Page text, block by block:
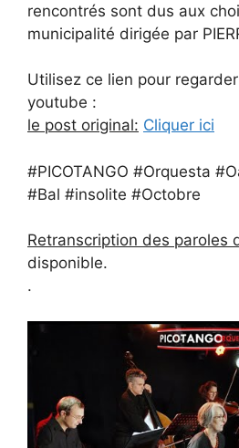
rencontrés sont dus aux
municipalité dirigée par
Utilisez ce lien pour
youtube :
le post original: Cliquer ici
#PICOTANGO #Orquesta
#Bal #insolite #Octobre
Retranscription des paroles
disponible.
.